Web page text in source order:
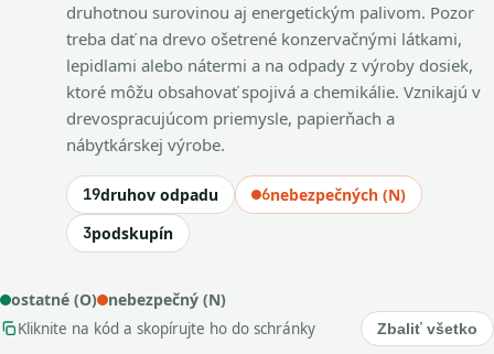
druhotnou surovinou aj energetickým palivom. Pozor
treba dať na drevo ošetrené konzervačnými látkami,
lepidlami alebo nátermi a na odpady z výroby dosiek,
ktoré môžu obsahovať spojivá a chemikálie. Vznikajú v
drevospracujúcom priemysle, papierňach a
nábytkárskej výrobe.
19druhov odpadu 6nebezpečných (N)
3podskupín
ostatné (O) nebezpečný (N)
Kliknite na kód a skopírujte ho do schránky Zbaliť všetko